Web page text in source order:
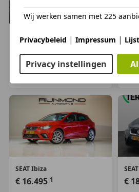
Staat
Motorrijtuigenbelasting:
Fabrikant: Autobedrijf Janssen
6713HN EDE GLD, NL 0318640513
http://
info@autobedrijfjanssenbv.nl
Exterieur
SEAT Ibiza
93.701 km, 01/2023
Oss, NL
SEAT
SEAT Ibiza
€ 16.495 1
SEAT
€
Wij werken samen met 225
Privacybeleid | Impressum |
Privacy instellingen